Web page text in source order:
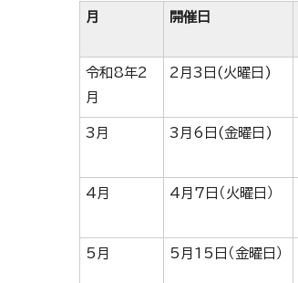
月 開催日
令和8年2
月
2月3日(火曜日)
3月 3月6日(金曜日)
4月 4月7日（火曜日）
5月 5月15日（金曜日）